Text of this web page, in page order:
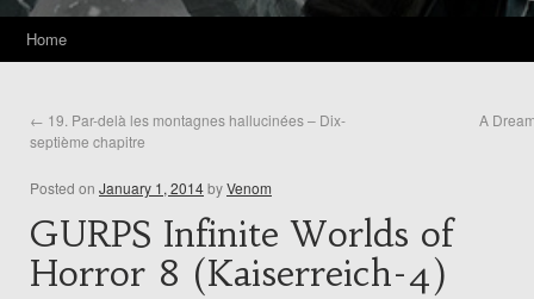
Home
← 19. Par-delà les montagnes hallucinées – Dix-
septième chapitre
A
Posted on January 1, 2014byVenom
GURPS Infinite Worlds of
Horror 8 (Kaiserreich-4)